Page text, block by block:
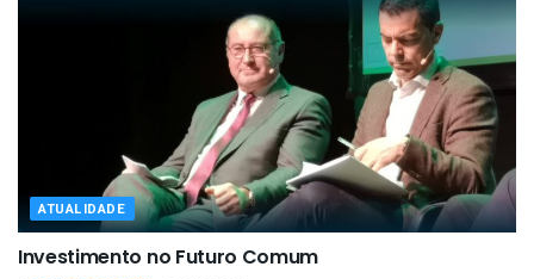
ATUALIDADE
Investimento no Futuro Comum